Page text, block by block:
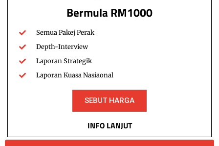
Affiliate Area
Bermula RM1000
Semua Pakej Perak
Depth-Interview
Laporan Strategik
Laporan Kuasa Nasiaonal
SEBUT HARGA
INFO LANJUT